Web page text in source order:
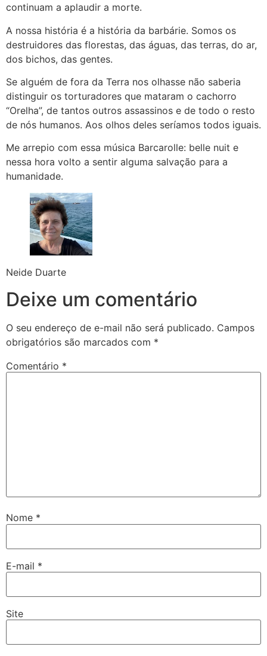
continuam a aplaudir a morte.
A nossa história é a história da barbárie. Somos os
destruidores das florestas, das águas, das terras, do ar,
dos bichos, das gentes.
Se alguém de fora da Terra nos olhasse não saberia
distinguir os torturadores que mataram o cachorro
“Orelha”, de tantos outros assassinos e de todo o resto
de nós humanos. Aos olhos deles seríamos todos iguais.
Me arrepio com essa música Barcarolle: belle nuit e
nessa hora volto a sentir alguma salvação para a
humanidade.
Neide Duarte
Deixe um comentário
O seu endereço de e-mail não será publicado. Campos
obrigatórios são marcados com *
Comentário *
Nome *
E-mail *
Site